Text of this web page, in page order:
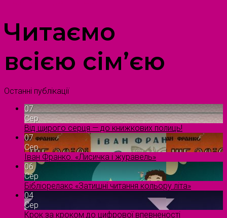
Читаємо
всією сім’єю
Останні публікації
07
Сер
Від щирого серця — до книжкових полиць!
07
Сер
Іван Франко. «Лисичка і журавель»
06
Сер
Бібліорелакс «Затишні читання кольору літа»
04
Сер
Крок за кроком до цифрової впевненості